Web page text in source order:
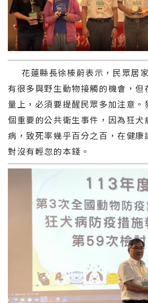
花蓮縣長徐榛蔚表示，民眾居
有很多與野生動物接觸的機會，但
量上，必須要提醒民眾多加注意。
個重要的公共衛生事件，因為狂犬
病，致死率幾乎百分之百，在健康
對沒有輕忽的本錢。